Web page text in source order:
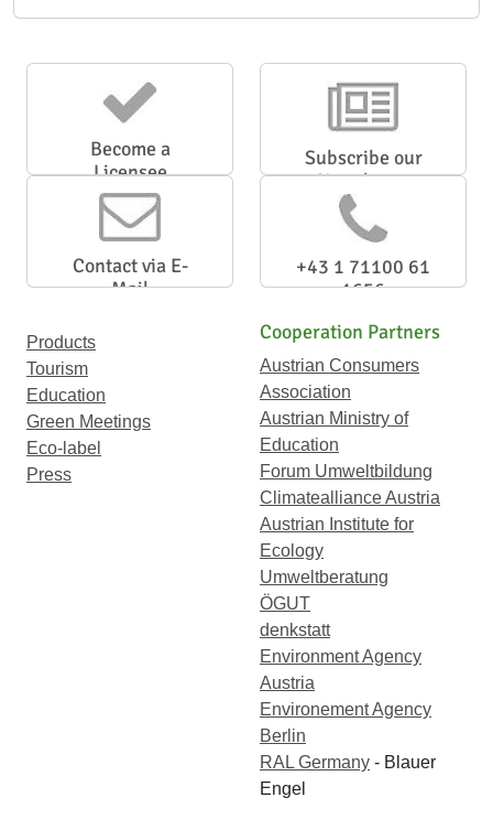
Become a
Licensee
Subscribe our
Newsletter
Contact via E-
Mail
+43 1 71100 61
1656
Products
Tourism
Education
Green Meetings
Eco-label
Press
Cooperation Partners
Austrian Consumers
Association
Austrian Ministry of
Education
Forum Umweltbildung
Climatealliance Austria
Austrian Institute for
Ecology
Umweltberatung
ÖGUT
denkstatt
Environment Agency
Austria
Environement Agency
Berlin
RAL Germany - Blauer
Engel